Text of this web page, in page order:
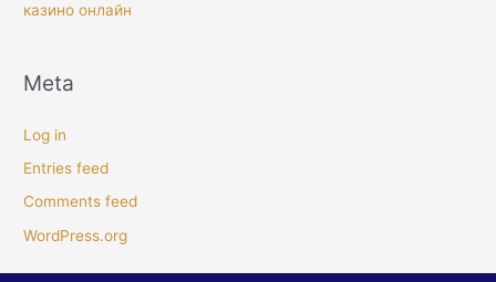
казино онлайн
Meta
Log in
Entries feed
Comments feed
WordPress.org